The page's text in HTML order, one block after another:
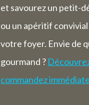
et savourez un petit-
ou un apéritif
votre foyer. Envie de
gourmand ?
commandez